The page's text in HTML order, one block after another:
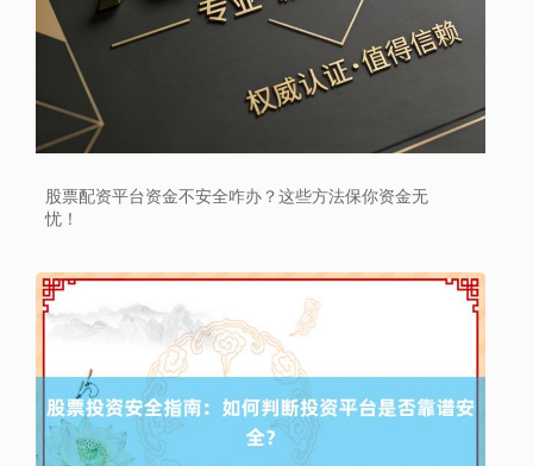
股票配资平台资金不安全咋办？这些方法保你资金无
忧！